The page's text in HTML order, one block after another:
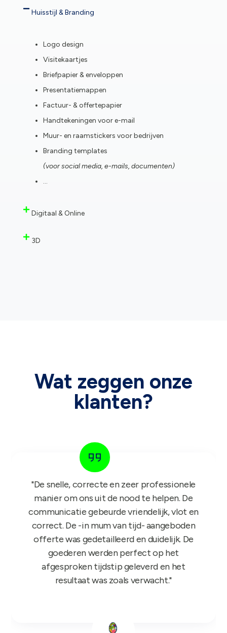
Huisstijl & Branding
Logo design
Visitekaartjes
Briefpapier & enveloppen
Presentatiemappen
Factuur- & offertepapier
Handtekeningen voor e-mail
Muur- en raamstickers voor bedrijven
Branding templates
(voor social media, e-mails, documenten)
…
Digitaal & Online
3D
Wat zeggen onze
klanten?
Product Manager bij Zambon
"Het GIFT FOR KIDS project is een succes in
de roos! Onze reps zijn er nu sinds maandag
mee aan de slag en niets dan lovende
feedback dus nogmaals bedankt!"